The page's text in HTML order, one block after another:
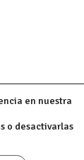
en nuestra
o desactivarlas